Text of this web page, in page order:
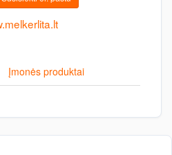
Įmonės produktai